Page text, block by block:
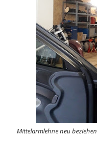
Mittelarmlehne neu beziehen